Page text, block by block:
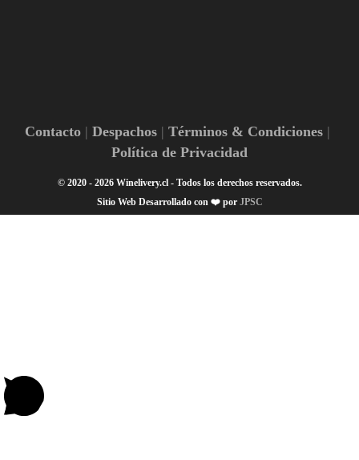
Contacto Despachos
Términos & Condiciones
Política de Privacidad
© 2020 - 2026 Winelivery.cl - Todos los derechos reservados.
Sitio Web Desarrollado con ❤️ por JPSC